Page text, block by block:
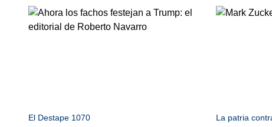
El Destape 1070 La patria